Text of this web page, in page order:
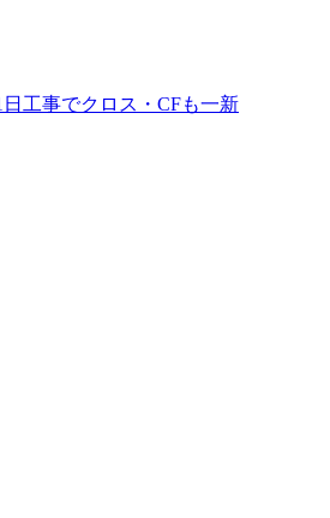
日工事でクロス・CFも一新